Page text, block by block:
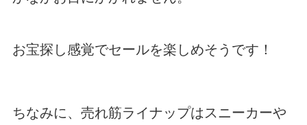
お宝探し感覚でセールを楽しめそうです！
ちなみに、売れ筋ライナップはスニーカーや